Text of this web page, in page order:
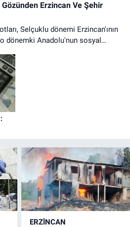
Erzincan Ve Şehir
Selçuklu dönemi Erzincan'ının
dönemki Anadolu'nun sosyal
ERZINCAN